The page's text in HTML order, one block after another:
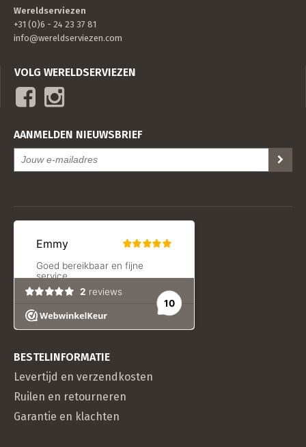
Wereldserviezen
+31 (0)6 - 24 23 37 81
info@wereldserviezen.com
VOLG WERELDSERVIEZEN
AANMELDEN NIEUWSBRIEF
BESTELINFORMATIE
Levertijd en verzendkosten
Ruilen en retourneren
Garantie en klachten